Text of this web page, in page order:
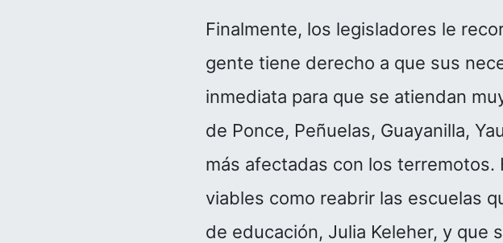
Finalmente, los legisladores le
gente tiene derecho a que sus
inmediata para que se atiendan
de Ponce, Peñuelas, Guayanilla,
más afectadas con los terremotos.
viables como reabrir las escuelas
de educación, Julia Keleher, y que